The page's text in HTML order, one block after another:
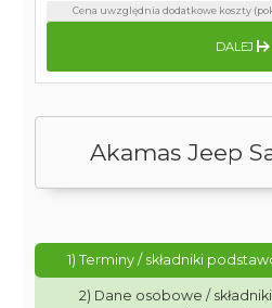
Akamas Jeep
1) Terminy / składniki
2) Dane osobowe /
Cena uwzględnia dodatkowe koszty
DALEJ